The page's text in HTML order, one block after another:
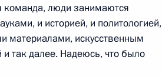
команда, люди занимаются
и историей, и политологией,
материалами, искусственным
и так далее. Надеюсь, что было